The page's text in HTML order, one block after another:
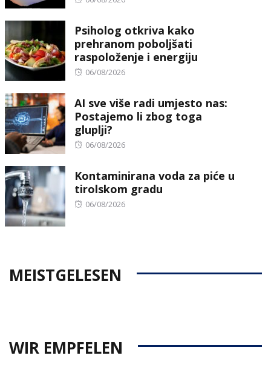
Psiholog otkriva kako
prehranom poboljšati
raspoloženje i energiju
Posted
06/08/2026
AI sve više radi umjesto nas:
Postajemo li zbog toga
gluplji?
Posted
06/08/2026
Kontaminirana voda za piće u
tirolskom gradu
Posted
06/08/2026
MEISTGELESEN
WIR EMPFELEN